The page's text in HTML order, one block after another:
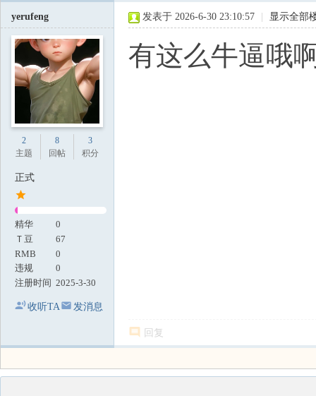
yerufeng
2
主题
8
回帖
3
积分
正式
精华
0
Ｔ豆
67
RMB
0
违规
0
注册时间 2025-3-30
收听TA 发消息
发表于 2026-6-30 23:10:57 显示全部
有这么牛逼哦
回复